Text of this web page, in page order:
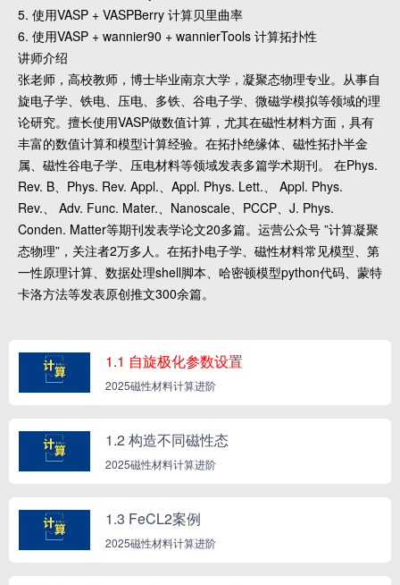
5. 使用VASP + VASPBerry 计算贝里曲率
6. 使用VASP + wannier90 + wannierTools 计算拓扑性
讲师介绍
张老师，高校教师，博士毕业南京大学，凝聚态物理专业。从事自
旋电子学、铁电、压电、多铁、谷电子学、微磁学模拟等领域的理
论研究。擅长使用VASP做数值计算，尤其在磁性材料方面，具有
丰富的数值计算和模型计算经验。在拓扑绝缘体、磁性拓扑半金
属、磁性谷电子学、压电材料等领域发表多篇学术期刊。 在Phys.
Rev. B、Phys. Rev. Appl.、Appl. Phys. Lett.、 Appl. Phys.
Rev.、 Adv. Func. Mater.、Nanoscale、PCCP、J. Phys.
Conden. Matter等期刊发表学论文20多篇。运营公众号 ”计算凝聚
态物理”，关注者2万多人。在拓扑电子学、磁性材料常见模型、第
一性原理计算、数据处理shell脚本、哈密顿模型python代码、蒙特
卡洛方法等发表原创推文300余篇。
1.1 自旋极化参数设置
2025磁性材料计算进阶
1.2 构造不同磁性态
2025磁性材料计算进阶
1.3 FeCL2案例
2025磁性材料计算进阶